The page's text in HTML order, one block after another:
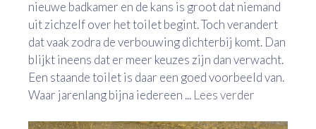
nieuwe badkamer en de kans is groot dat niemand
uit zichzelf over het toilet begint. Toch verandert
dat vaak zodra de verbouwing dichterbij komt. Dan
blijkt ineens dat er meer keuzes zijn dan verwacht.
Een staande toilet is daar een goed voorbeeld van.
Waar jarenlang bijna iedereen ... Lees verder